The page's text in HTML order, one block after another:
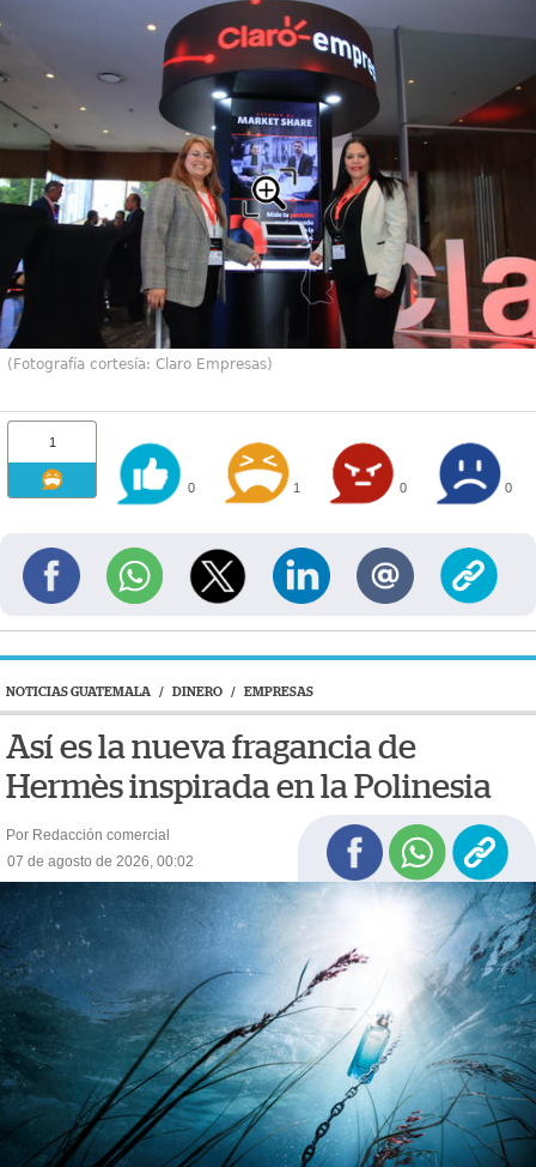
(Fotografía cortesía: Claro Empresas)
1
0 1 0 0
NOTICIAS GUATEMALA / DINERO / EMPRESAS
Así es la nueva fragancia de
Hermès inspirada en la Polinesia
Por Redacción comercial
07 de agosto de 2026, 00:02